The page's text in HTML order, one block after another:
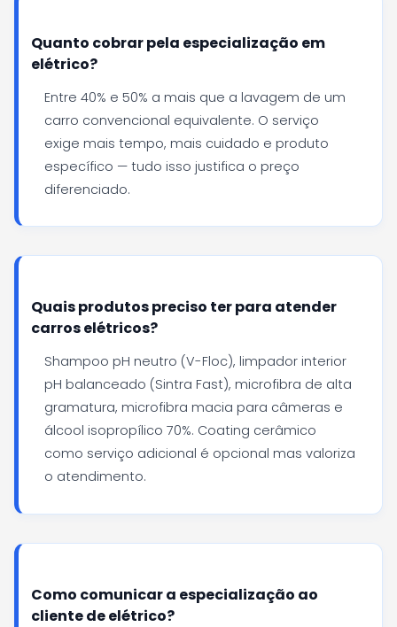
Quanto cobrar pela especialização em
elétrico?
Entre 40% e 50% a mais que a lavagem de um
carro convencional equivalente. O serviço
exige mais tempo, mais cuidado e produto
específico — tudo isso justifica o preço
diferenciado.
Quais produtos preciso ter para atender
carros elétricos?
Shampoo pH neutro (V-Floc), limpador interior
pH balanceado (Sintra Fast), microfibra de alta
gramatura, microfibra macia para câmeras e
álcool isopropílico 70%. Coating cerâmico
como serviço adicional é opcional mas valoriza
o atendimento.
Como comunicar a especialização ao
cliente de elétrico?